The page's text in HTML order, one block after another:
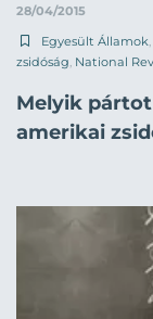
28/04/2015
Egyesült Államok,
zsidóság, National
Melyik
amerikai